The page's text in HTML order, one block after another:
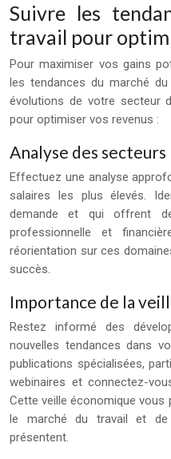
Suivre les
travail pour
Pour maximiser vos gains
les tendances du marché
évolutions de votre secteur
pour optimiser vos revenus :
Analyse des
Effectuez une analyse
salaires les plus élevés.
demande et qui offrent
professionnelle et
réorientation sur ces
succès.
Importance de la
Restez informé des
nouvelles tendances dans
publications spécialisées,
webinaires et connectez-
Cette veille économique
le marché du travail et
présentent.